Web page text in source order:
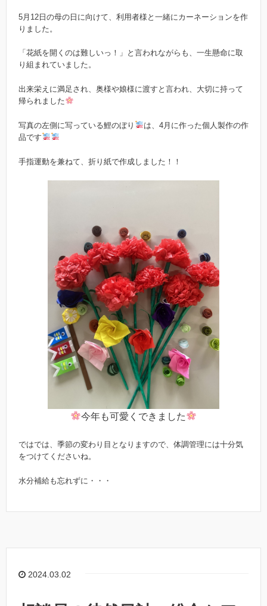
5月12日の母の日に向けて、利用者様と一緒にカーネーションを作
りました。
「花紙を開くのは難しいっ！」と言われながらも、一生懸命に取
り組まれていました。
出来栄えに満足され、奥様や娘様に渡すと言われ、大切に持って
帰られました
写真の左側に写っている鯉のぼり
は、4月に作った個人製作の作
品です
手指運動を兼ねて、折り紙で作成しました！！
今年も可愛くできました
ではでは、季節の変わり目となりますので、体調管理には十分気
をつけてくださいね。
水分補給も忘れずに・・・
2024.03.02